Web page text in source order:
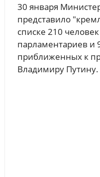
30 января
представило
списке 210
парламентариев и
приближенных к
Владимиру Путину.